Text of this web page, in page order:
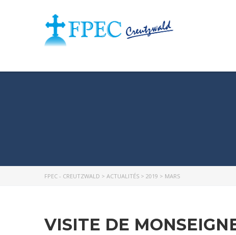
FPEC - CREUTZWALD > ACTUALITÉS > 2019 > MARS
VISITE DE